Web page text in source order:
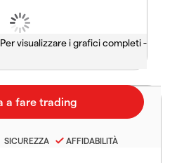
Per visualizzare i grafici completi -
SICUREZZA AFFIDABILITÀ